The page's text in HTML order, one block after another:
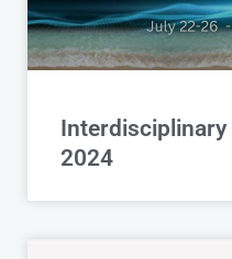
Interdisciplinary
2024